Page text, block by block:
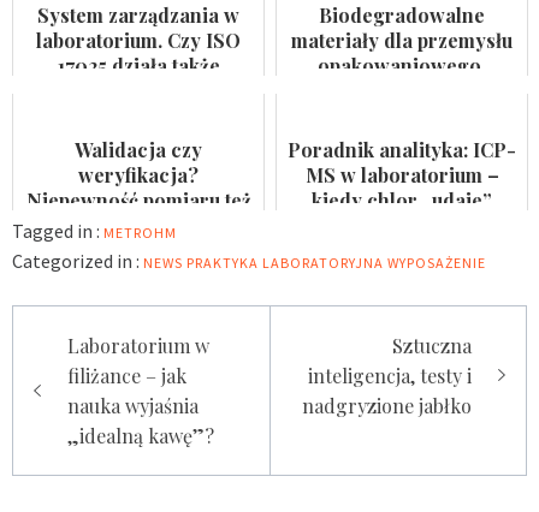
System zarządzania w
laboratorium. Czy ISO
17025 działa także
Biodegradowalne
materiały dla przemysłu
opakowaniowego.
Walidacja czy
weryfikacja?
Niepewność pomiaru też
nie jest formalnością
Poradnik analityka: ICP-
MS w laboratorium –
kiedy chlor „udaje”
Tagged in : METROHM
Categorized in : NEWS PRAKTYKA LABORATORYJNA WYPOSAŻENIE
wpisu
Laboratorium w
filiżance – jak
nauka wyjaśnia
„idealną kawę”?
Sztuczna
inteligencja, testy i
nadgryzione jabłko